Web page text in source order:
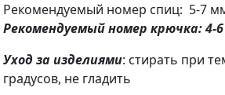
Рекомендуемый номер спиц: 5-7
Рекомендуемый номер крючка: 4-
Уход за изделиями: стирать при
градусов, не гладить